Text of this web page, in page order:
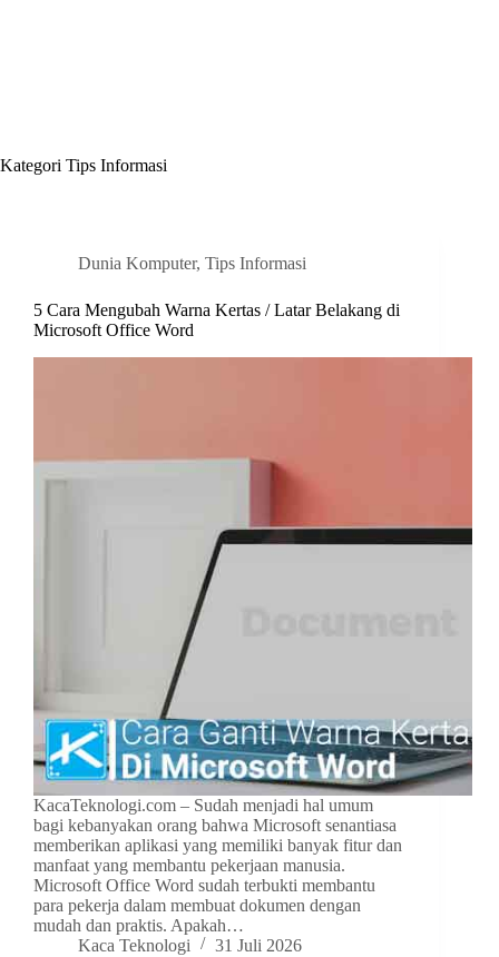
Kategori Tips Informasi
Dunia Komputer, Tips Informasi
5 Cara Mengubah Warna Kertas / Latar Belakang di
Microsoft Office Word
KacaTeknologi.com – Sudah menjadi hal umum
bagi kebanyakan orang bahwa Microsoft senantiasa
memberikan aplikasi yang memiliki banyak fitur dan
manfaat yang membantu pekerjaan manusia.
Microsoft Office Word sudah terbukti membantu
para pekerja dalam membuat dokumen dengan
mudah dan praktis. Apakah…
Kaca Teknologi
31 Juli 2026